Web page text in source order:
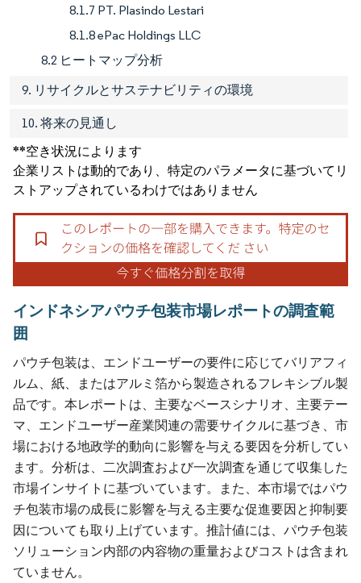
8.1.7 PT. Plasindo Lestari
8.1.8 ePac Holdings LLC
8.2 ヒートマップ分析
9. リサイクルとサステナビリティの環境
10. 将来の見通し
**空き状況によります
企業リストは動的であり、特定のパラメータに基づいてリ
ストアップされているわけではありません
インドネシアパウチ包装市場レポートの調査範
囲
パウチ包装は、エンドユーザーの要件に応じてバリアフィ
ルム、紙、またはアルミ箔から製造されるフレキシブル製
品です。本レポートは、主要なベースシナリオ、主要テー
マ、エンドユーザー産業関連の需要サイクルに基づき、市
場における地政学的動向に影響を与える要因を分析してい
ます。分析は、二次調査および一次調査を通じて収集した
市場インサイトに基づいています。また、本市場ではパウ
チ包装市場の成長に影響を与える主要な促進要因と抑制要
因についても取り上げています。推計値には、パウチ包装
ソリューション内部の内容物の重量およびコストは含まれ
ていません。